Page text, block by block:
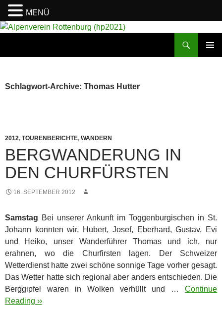
Schlagwort-Archive: Thomas Hutter
2012, TOURENBERICHTE, WANDERN
BERGWANDERUNG IN
DEN CHURFÜRSTEN
16. SEPTEMBER 2012
Samstag Bei unserer Ankunft im Toggenburgischen in St.
Johann konnten wir, Hubert, Josef, Eberhard, Gustav, Evi
und Heiko, unser Wanderführer Thomas und ich, nur
erahnen, wo die Churfirsten lagen. Der Schweizer
Wetterdienst hatte zwei schöne sonnige Tage vorher gesagt.
Das Wetter hatte sich regional aber anders entschieden. Die
Berggipfel waren in Wolken verhüllt und … Continue
Reading ››
MENÜ